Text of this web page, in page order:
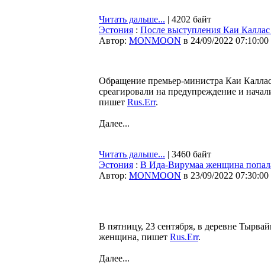
Читать дальше... | 4202 байт
Эстония : После выступления Каи
Автор: MONMOON в 24/09/2022 07:10:00
Обращение премьер-министра Каи
среагировали на предупреждение и
пишет Rus.Err.
Далее...
Читать дальше... | 3460 байт
Эстония : В Ида-Вирумаа женщина
Автор: MONMOON в 23/09/2022 07:30:00
В пятницу, 23 сентября, в деревне
женщина, пишет Rus.Err.
Далее...